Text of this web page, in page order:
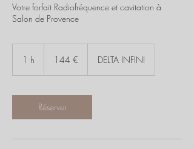
Votre forfait Radiofréquence et cavitation à
Salon de Provence
1 h 144 € DELTA INFINI
Réserver